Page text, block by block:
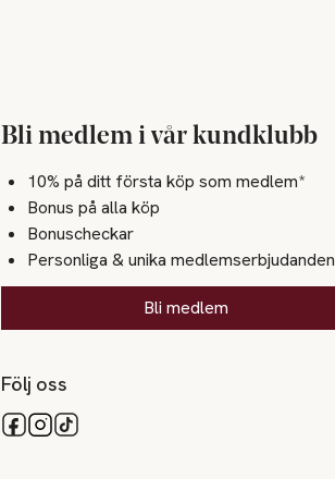
Bli medlem i vår kundklubb
10% på ditt första köp som medlem*
Bonus på alla köp
Bonuscheckar
Personliga & unika medlemserbjudanden
Bli medlem
Följ oss